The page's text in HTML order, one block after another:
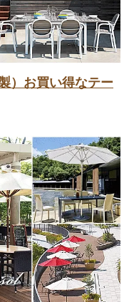
）お買い得なテー